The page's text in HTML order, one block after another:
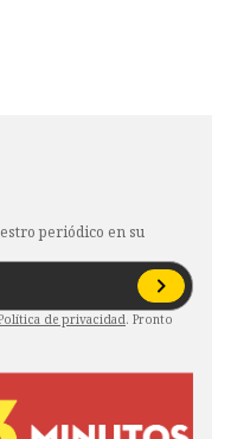
periódico en su
de privacidad. Pronto